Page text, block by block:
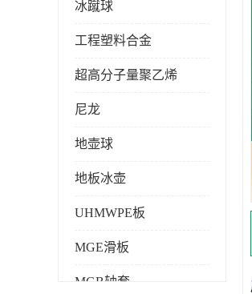
冰蹴球
工程塑料合金
超高分子量聚乙烯
尼龙
地壶球
地板冰壶
UHMWPE板
MGE滑板
MGB轴套